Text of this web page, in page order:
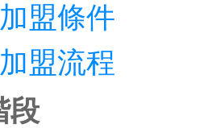
加盟條件
加盟流程
段